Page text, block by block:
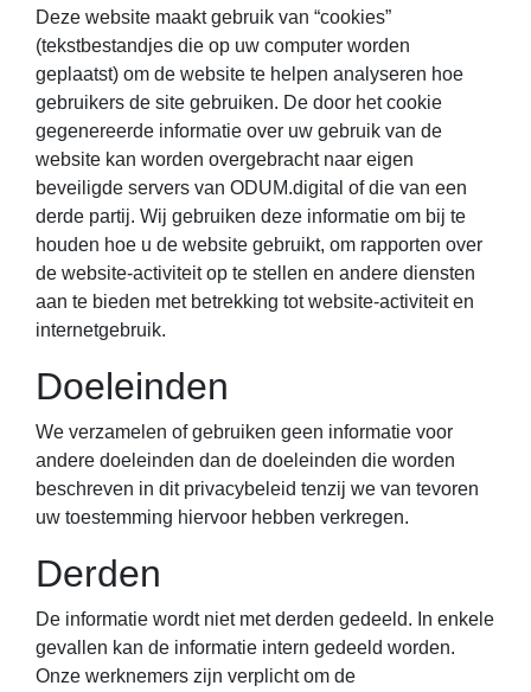
Deze website maakt gebruik van “cookies”
(tekstbestandjes die op uw computer worden
geplaatst) om de website te helpen analyseren hoe
gebruikers de site gebruiken. De door het cookie
gegenereerde informatie over uw gebruik van de
website kan worden overgebracht naar eigen
beveiligde servers van ODUM.digital of die van een
derde partij. Wij gebruiken deze informatie om bij te
houden hoe u de website gebruikt, om rapporten over
de website-activiteit op te stellen en andere diensten
aan te bieden met betrekking tot website-activiteit en
internetgebruik.
Doeleinden
We verzamelen of gebruiken geen informatie voor
andere doeleinden dan de doeleinden die worden
beschreven in dit privacybeleid tenzij we van tevoren
uw toestemming hiervoor hebben verkregen.
Derden
De informatie wordt niet met derden gedeeld. In enkele
gevallen kan de informatie intern gedeeld worden.
Onze werknemers zijn verplicht om de